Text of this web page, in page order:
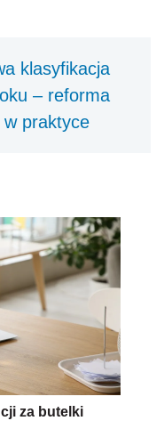
klasyfikacja
– reforma
w praktyce
za butelki